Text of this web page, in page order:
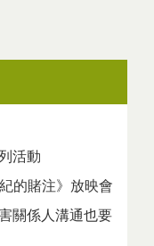
活動
的賭注》放映會
關係人溝通也要